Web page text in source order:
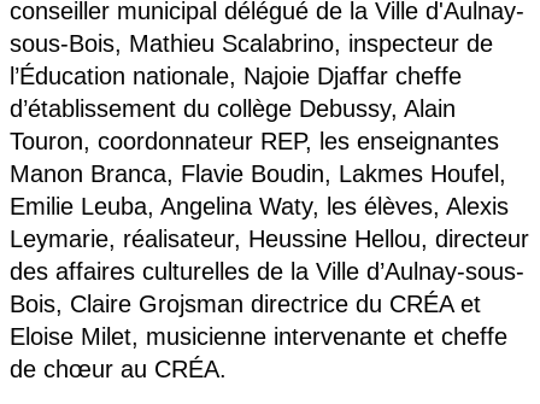
conseiller municipal délégué de la Ville d'Aulnay-
sous-Bois, Mathieu Scalabrino, inspecteur de
l’Éducation nationale, Najoie Djaffar cheffe
d’établissement du collège Debussy, Alain
Touron, coordonnateur REP, les enseignantes
Manon Branca, Flavie Boudin, Lakmes Houfel,
Emilie Leuba, Angelina Waty, les élèves, Alexis
Leymarie, réalisateur, Heussine Hellou, directeur
des affaires culturelles de la Ville d’Aulnay-sous-
Bois, Claire Grojsman directrice du CRÉA et
Eloise Milet, musicienne intervenante et cheffe
de chœur au CRÉA.